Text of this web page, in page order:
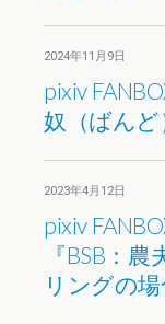
2024年11月9日
pixiv
奴（ばんど
2023年4月12日
pixiv
『BSB：
リングの